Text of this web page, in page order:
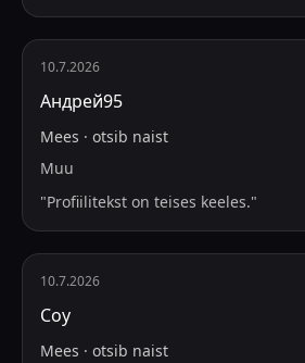
10.7.2026
Андрей95
Mees · otsib naist
Muu
"Profiilitekst on teises keeles."
10.7.2026
Соу
Mees · otsib naist